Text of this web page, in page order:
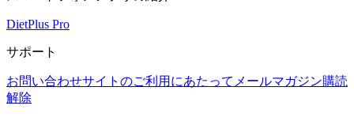
DietPlus Pro
サポート
お問い合わせサイトのご利用にあたって メールマガジン購読
解除